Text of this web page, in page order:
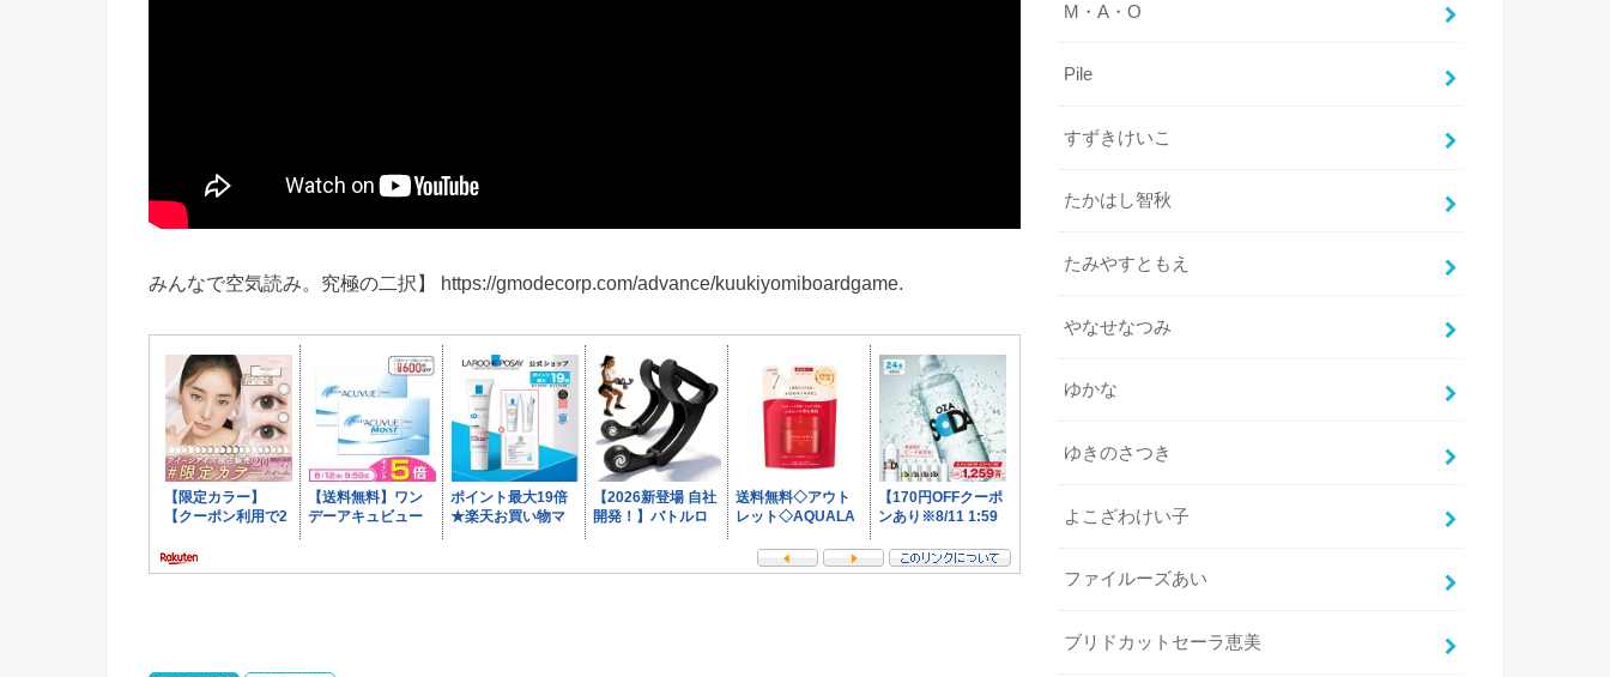
みんなで空気読み。究極の二択】 https://gmodecorp.com/advance/kuukiyomiboardgame.
M・A・O
Pile
すずきけいこ
たかはし智秋
たみやすともえ
やなせなつみ
ゆかな
ゆきのさつき
よこざわけい子
ファイルーズあい
ブリドカットセーラ恵美